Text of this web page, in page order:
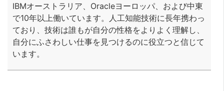
IBMオーストラリア、Oracleヨーロッパ、および中東
で10年以上働いています。人工知能技術に長年携わっ
ており、技術は誰もが自分の性格をよりよく理解し、
自分にふさわしい仕事を見つけるのに役立つと信じて
います。